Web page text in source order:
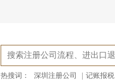
热搜词： 深圳注册公司 记账报税